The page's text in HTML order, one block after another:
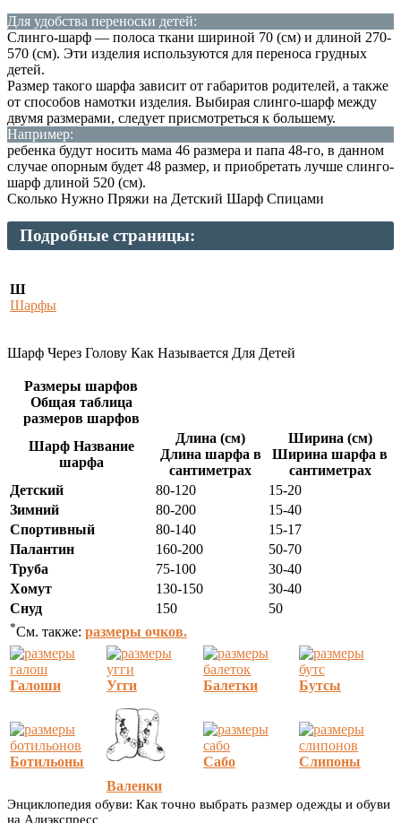
Для удобства переноски детей:
Слинго-шарф — полоса ткани шириной 70 (см) и длиной 270-
570 (см). Эти изделия используются для переноса грудных
детей.
Размер такого шарфа зависит от габаритов родителей, а также
от способов намотки изделия. Выбирая слинго-шарф между
двумя размерами, следует присмотреться к большему.
Например:
ребенка будут носить мама 46 размера и папа 48-го, в данном
случае опорным будет 48 размер, и приобретать лучше слинго-
шарф длиной 520 (см).
Сколько Нужно Пряжи на Детский Шарф Спицами
Подробные страницы:
Ш
Шарфы
Шарф Через Голову Как Называется Для Детей
Размеры шарфов
Общая таблица
размеров шарфов
Шарф Название
шарфа
Длина (см)
Длина шарфа в
сантиметрах
Ширина (см)
Ширина шарфа в
сантиметрах
Детский
80-120
15-20
Зимний
80-200
15-40
Спортивный
80-140
15-17
Палантин
160-200
50-70
Труба
75-100
30-40
Хомут
130-150
30-40
Снуд
150 50
*См. также: размеры очков.
Галоши Угги Балетки Бутсы
Ботильоны
Валенки
Сабо Слипоны
Энциклопедия обуви: Как точно выбрать размер одежды и обуви
на Алиэкспресс